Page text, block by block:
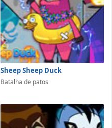
Sheep Sheep Duck
Batalha de patos